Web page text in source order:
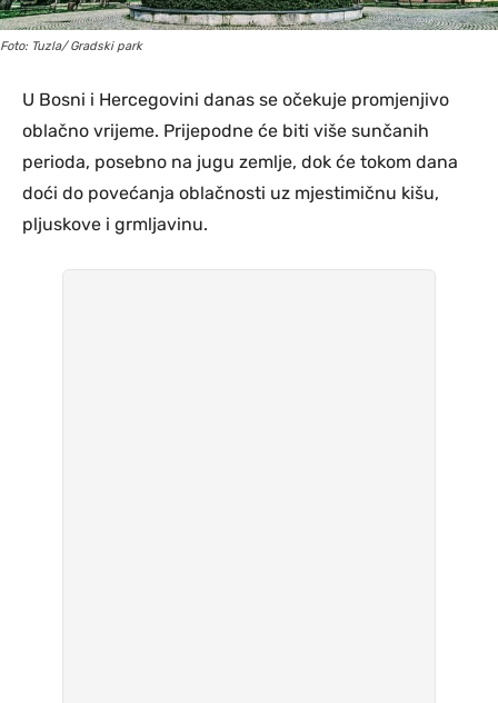
Foto: Tuzla/ Gradski park
U Bosni i Hercegovini danas se očekuje promjenjivo
oblačno vrijeme. Prijepodne će biti više sunčanih
perioda, posebno na jugu zemlje, dok će tokom dana
doći do povećanja oblačnosti uz mjestimičnu kišu,
pljuskove i grmljavinu.